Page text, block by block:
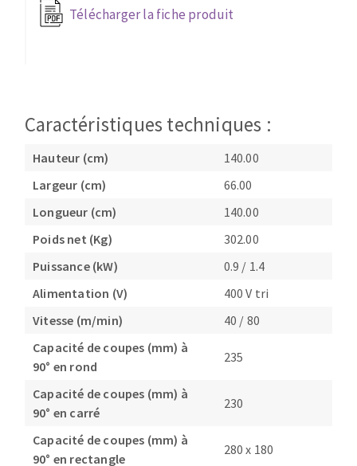
Télécharger la fiche produit
Caractéristiques techniques :
Hauteur (cm)
140.00
Largeur (cm)
66.00
Longueur (cm)
140.00
Poids net (Kg)
302.00
Puissance (kW)
0.9 / 1.4
Alimentation (V)
400 V tri
Vitesse (m/min)
40 / 80
Capacité de coupes (mm) à
90° en rond
235
Capacité de coupes (mm) à
90° en carré
230
Capacité de coupes (mm) à
90° en rectangle
280 x 180